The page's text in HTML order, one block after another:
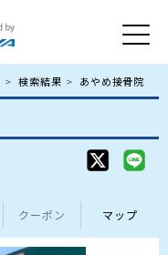
検索結果 あやめ接骨院
クーポン マップ